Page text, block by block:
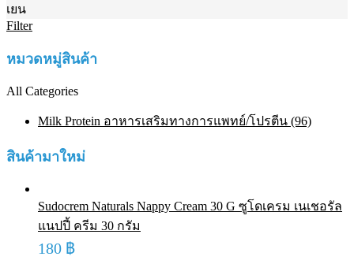
เยน
Filter
หมวดหมู่สินค้า
All Categories
Milk Protein อาหารเสริมทางการแพทย์/โปรตีน (96)
สินค้ามาใหม่
Sudocrem Naturals Nappy Cream 30 G ซูโดเครม เนเชอรัล
แนปปี้ ครีม 30 กรัม
180 ฿